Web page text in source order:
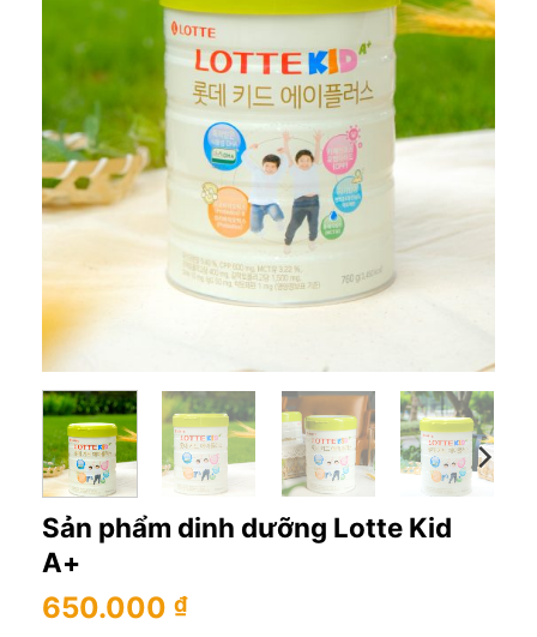
Sản phẩm dinh dưỡng Lotte Kid
A+
650.000 ₫